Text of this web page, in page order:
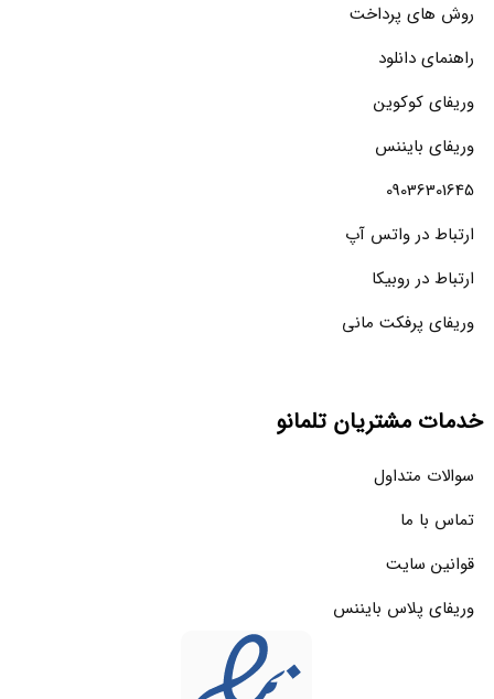
روش های پرداخت
راهنمای دانلود
وریفای کوکوین
وریفای بایننس
09036301645
ارتباط در واتس آپ
ارتباط در روبیکا
وریفای پرفکت مانی
خدمات مشتریان تلمانو
سوالات متداول
تماس با ما
قوانین سایت
وریفای پلاس بایننس